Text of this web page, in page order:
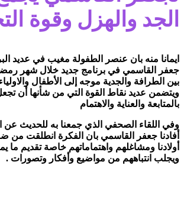
الجد والهزل وقوة
ايمانا منه بان عنصر الطفولة مغيب في عديد
جعفر القاسمي في برنامج جديد خلال شهر
بين الطرافة والجدية موجه إلى الأطفال
ويتضمن عديد نقاط القوة التي من شأنها أن
بالمتابعة والعناية والاهتمام
وفي اللقاء الصحفي الذي جمعنا به للحديث عن
أفادنا جعفر القاسمي بان الفكرة انطلقت من
أولادنا ومشاغلهم واهتماماتهم خاصة تقديم ما
ويجلب انتباههم من مواضيع وأفكار وتصورات .